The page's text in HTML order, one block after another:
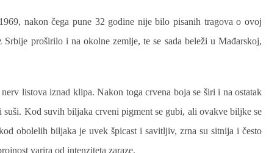
nakon čega pune 32 godine nije bilo pisanih tragova o ovoj
proširilo i na okolne zemlje, te se sada beleži u Mađarskoj,
listova iznad klipa. Nakon toga crvena boja se širi i na ostatak
Kod suvih biljaka crveni pigment se gubi, ali ovakve biljke se
obolelih biljaka je uvek špicast i savitljiv, zrna su sitnija i često
varira od intenziteta zaraze.